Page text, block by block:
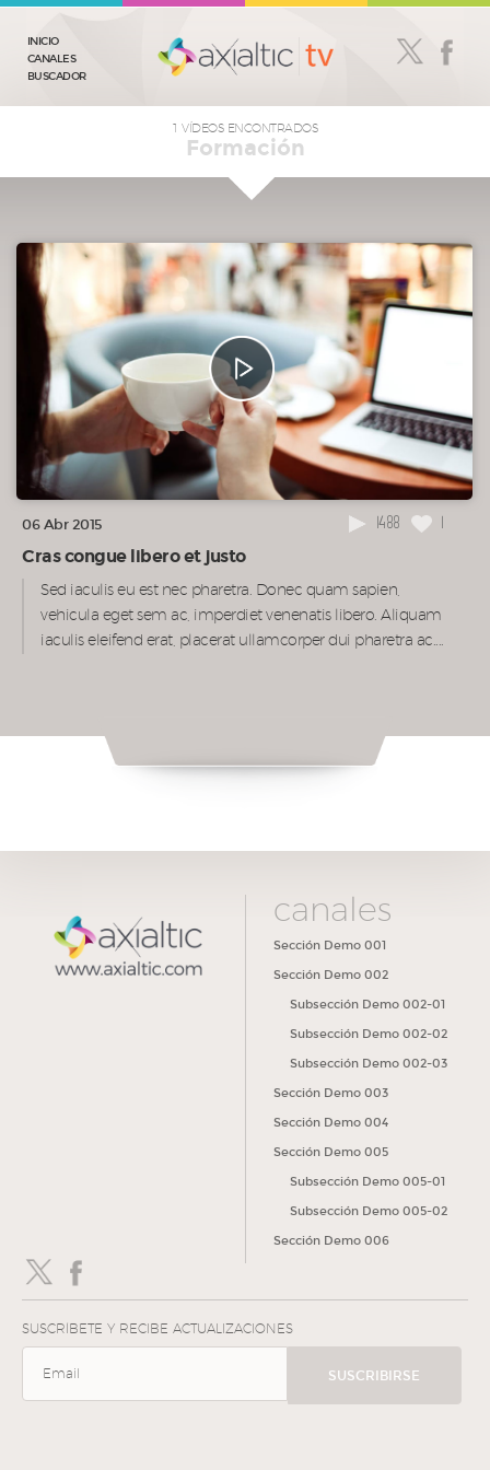
INICIO
CANALES
BUSCADOR
1 VÍDEOS ENCONTRADOS
Formación
06 Abr 2015 1488 1
Cras congue libero et justo
Sed iaculis eu est nec pharetra. Donec quam sapien,
vehicula eget sem ac, imperdiet venenatis libero. Aliquam
iaculis eleifend erat, placerat ullamcorper dui pharetra ac....
canales
Sección Demo 001
Sección Demo 002
Subsección Demo 002-01
Subsección Demo 002-02
Subsección Demo 002-03
Sección Demo 003
Sección Demo 004
Sección Demo 005
Subsección Demo 005-01
Subsección Demo 005-02
Sección Demo 006
SUSCRÍBETE Y RECIBE ACTUALIZACIONES
SUSCRIBIRSE